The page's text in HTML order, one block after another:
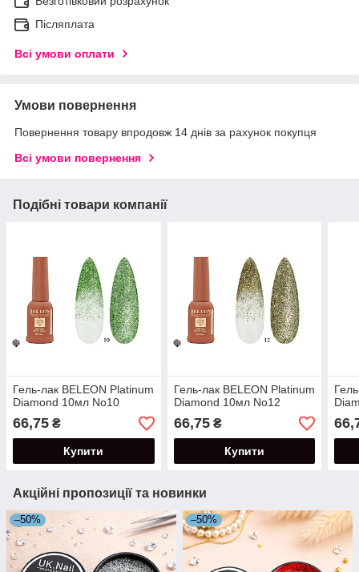
Післяплата
Всі умови оплати
Умови повернення
Повернення товару впродовж 14 днів за рахунок покупця
Всі умови повернення
Подібні товари компанії
Гель-лак BELEON Platinum
Diamond 10мл No10
66,75 ₴
Купити
Гель-лак BELEON Platinum
Diamond 10мл No12
66,75₴
Купити
Акційні пропозиції та новинки
–50% –50%